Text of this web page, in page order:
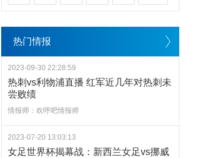
热门情报
2023-09-30 22:28:59
热刺vs利物浦直播 红军近几年对热刺未
尝败绩
情报师：欢呼吧情报师
2023-07-20 13:03:13
女足世界杯揭幕战：新西兰女足vs挪威